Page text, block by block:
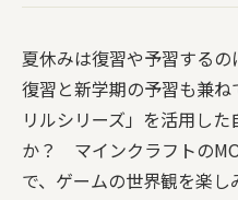
夏休みは復習や予習する
復習と新学期の予習も兼
リルシリーズ」を活用し
か？ マインクラフトの
で、ゲームの世界観を楽